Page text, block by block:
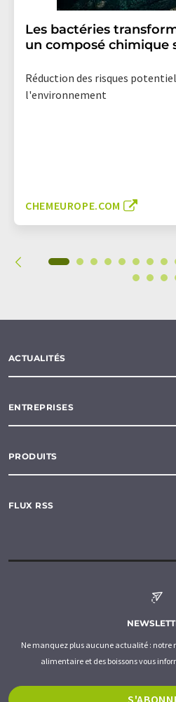
Les bactéries
un composé chimique
Réduction des risques
l'environnement
CHEMEUROPE.COM
ACTUALITÉS
ENTREPRISES
PRODUITS
FLUX RSS
Ne manquez plus aucune actualité : notre
alimentaire et des boissons vous